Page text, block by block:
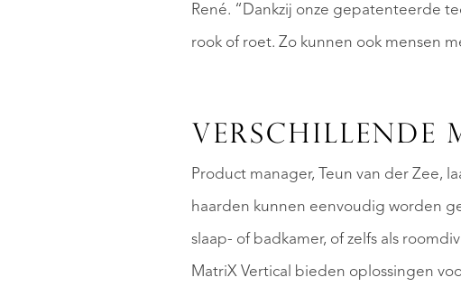
René. “Dankzij onze gepatenteerde
rook of roet. Zo kunnen ook mensen
VERSCHILLENDE
Product manager, Teun van der Zee,
haarden kunnen eenvoudig worden
slaap- of badkamer, of zelfs als
MatriX Vertical bieden oplossingen